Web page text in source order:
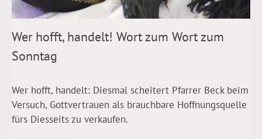
Wer hofft, handelt! Wort zum Wort zum
Sonntag
Wer hofft, handelt: Diesmal scheitert Pfarrer Beck beim
Versuch, Gottvertrauen als brauchbare Hoffnungsquelle
fürs Diesseits zu verkaufen.